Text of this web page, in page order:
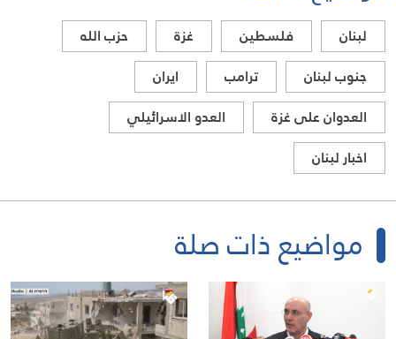
لبنان فلسطين غزة
حزب الله
جنوب لبنان
ترامب
ايران
العدوان على غزة
العدو الاسرائيلي
اخبار لبنان
مواضيع ذات صلة